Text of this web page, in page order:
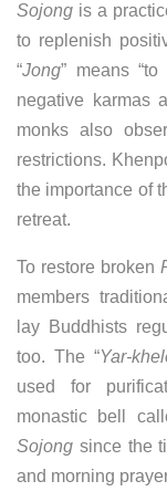
Sojong is a
to replenish
“Jong” means
negative karmas
monks also
restrictions.
the importance of
retreat.
To restore broken
members
lay Buddhists
too. The “Yar-
used for
monastic bell
Sojong since the
and morning